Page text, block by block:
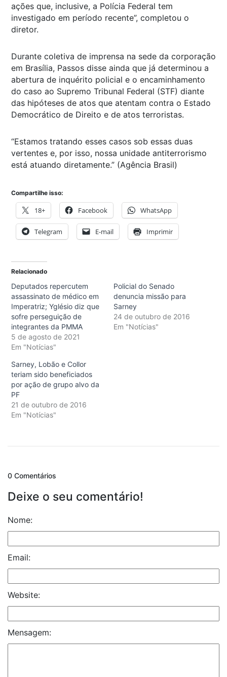
ações que, inclusive, a Polícia Federal tem
investigado em período recente”, completou o
diretor.
Durante coletiva de imprensa na sede da corporação
em Brasília, Passos disse ainda que já determinou a
abertura de inquérito policial e o encaminhamento
do caso ao Supremo Tribunal Federal (STF) diante
das hipóteses de atos que atentam contra o Estado
Democrático de Direito e de atos terroristas.
“Estamos tratando esses casos sob essas duas
vertentes e, por isso, nossa unidade antiterrorismo
está atuando diretamente.” (Agência Brasil)
Compartilhe isso:
18+ Facebook WhatsApp
Telegram E-mail Imprimir
Relacionado
Deputados repercutem
assassinato de médico em
Imperatriz; Yglésio diz que
sofre perseguição de
integrantes da PMMA
5 de agosto de 2021
Em "Notícias"
Policial do Senado
denuncia missão para
Sarney
24 de outubro de 2016
Em "Notícias"
Sarney, Lobão e Collor
teriam sido beneficiados
por ação de grupo alvo da
PF
21 de outubro de 2016
Em "Notícias"
0 Comentários
Deixe o seu comentário!
Nome:
Email:
Website:
Mensagem: